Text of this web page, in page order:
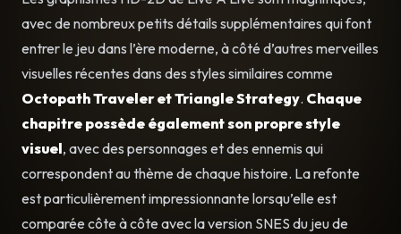
avec de nombreux petits détails supplémentaires qui font
entrer le jeu dans l’ère moderne, à côté d’autres merveilles
visuelles récentes dans des styles similaires comme
Octopath Traveler et Triangle Strategy. Chaque
chapitre possède également son propre style
visuel, avec des personnages et des ennemis qui
correspondent au thème de chaque histoire. La refonte
est particulièrement impressionnante lorsqu’elle est
comparée côte à côte avec la version SNES du jeu de